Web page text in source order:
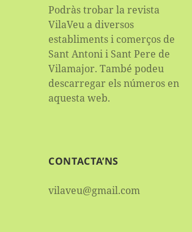
Podràs trobar la revista
VilaVeu a diversos
establiments i comerços de
Sant Antoni i Sant Pere de
Vilamajor. També podeu
descarregar els números en
aquesta web.
CONTACTA’NS
vilaveu@gmail.com